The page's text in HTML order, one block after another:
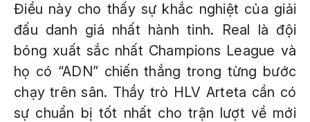
Điều này cho thấy sự khắc nghiệt của giải
đấu danh giá nhất hành tinh. Real là đội
bóng xuất sắc nhất Champions League và
họ có “ADN” chiến thắng trong từng bước
chạy trên sân. Thầy trò HLV Arteta cần có
sự chuẩn bị tốt nhất cho trận lượt về mới